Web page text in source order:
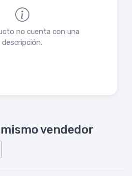
no cuenta con una
descripción.
vendedor